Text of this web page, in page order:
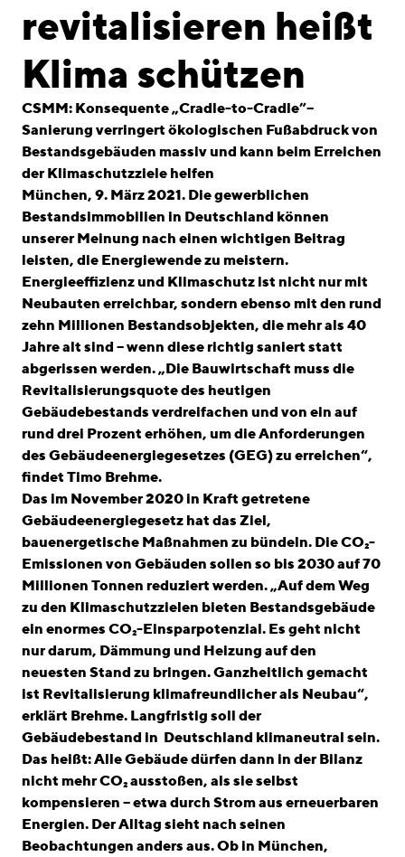
English
Impressum
Datenschutz
revitalisieren heißt
Klima schützen
CSMM: Konsequente „Cradle-to-Cradle”–
Sanierung verringert ökologischen Fußabdruck von
Bestandsgebäuden massiv und kann beim Erreichen
der Klimaschutzziele helfen
München, 9. März 2021. Die gewerblichen
Bestandsimmobilien in Deutschland können
unserer Meinung nach einen wichtigen Beitrag
leisten, die Energiewende zu meistern.
Energieeffizienz und Klimaschutz ist nicht nur mit
Neubauten erreichbar, sondern ebenso mit den rund
zehn Millionen Bestandsobjekten, die mehr als 40
Jahre alt sind – wenn diese richtig saniert statt
abgerissen werden. „Die Bauwirtschaft muss die
Revitalisierungsquote des heutigen
Gebäudebestands verdreifachen und von ein auf
rund drei Prozent erhöhen, um die Anforderungen
des Gebäudeenergiegesetzes (GEG) zu erreichen“,
findet Timo Brehme.
Das im November 2020 in Kraft getretene
Gebäudeenergiegesetz hat das Ziel,
bauenergetische Maßnahmen zu bündeln. Die CO₂-
Emissionen von Gebäuden sollen so bis 2030 auf 70
Millionen Tonnen reduziert werden. „Auf dem Weg
zu den Klimaschutzzielen bieten Bestandsgebäude
ein enormes CO₂-Einsparpotenzial. Es geht nicht
nur darum, Dämmung und Heizung auf den
neuesten Stand zu bringen. Ganzheitlich gemacht
ist Revitalisierung klimafreundlicher als Neubau“,
erklärt Brehme. Langfristig soll der
Gebäudebestand in Deutschland klimaneutral sein.
Das heißt: Alle Gebäude dürfen dann in der Bilanz
nicht mehr CO₂ ausstoßen, als sie selbst
kompensieren – etwa durch Strom aus erneuerbaren
Energien. Der Alltag sieht nach seinen
Beobachtungen anders aus. Ob in München,